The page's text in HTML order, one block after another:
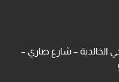
الخالدية – شارع صاري –